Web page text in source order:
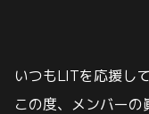
いつもLITを応援し
この度、メンバー